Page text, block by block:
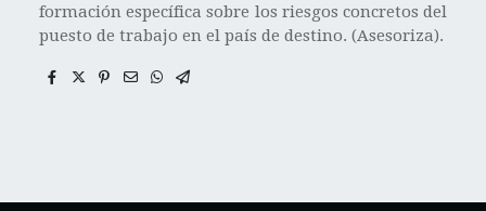
formación específica sobre los riesgos concretos del
puesto de trabajo en el país de destino. (Asesoriza).